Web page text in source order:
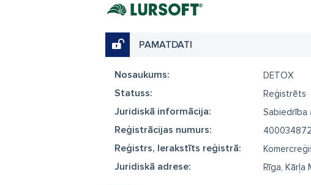
PAMATDATI
Nosaukums: DETOX
Statuss: Reģistrēts
Juridiskā informācija: Sabiedrība
Reģistrācijas numurs:
Reģistrs, Ierakstīts reģistrā:
Juridiskā adrese: Rīga, Kārļa